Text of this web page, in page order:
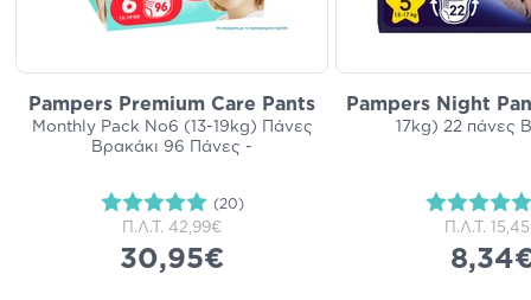
Pampers Premium Care Pants
Monthly Pack No6 (13-19kg) Πάνες
Βρακάκι 96 Πάνες -
(20)
Π.Λ.Τ. 42,99€
30,95€
Pampers Night
17kg) 22 πάνες
Π.Λ.Τ.